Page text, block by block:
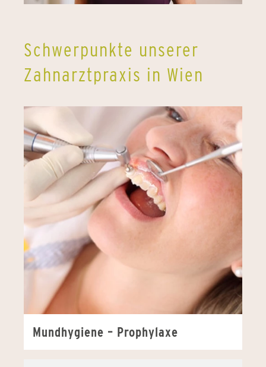
Schwerpunkte unserer
Zahnarztpraxis in Wien
Mundhygiene – Prophylaxe